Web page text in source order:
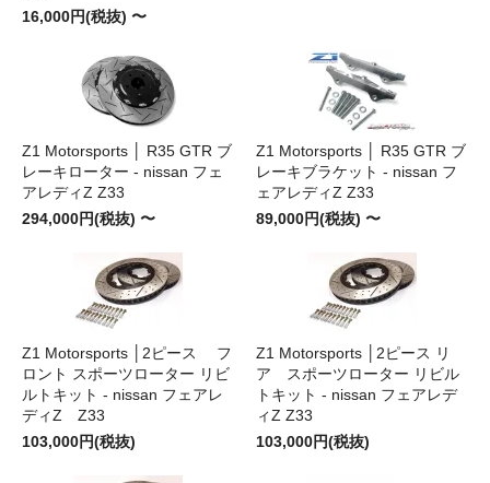
16,000円(税抜) 〜
Z1 Motorsports │ R35 GTR ブ
レーキローター - nissan フェ
アレディZ Z33
294,000円(税抜) 〜
Z1 Motorsports │ R35 GTR ブ
レーキブラケット - nissan フ
ェアレディZ Z33
89,000円(税抜) 〜
Z1 Motorsports │2ピース フ
ロント スポーツローター リビ
ルトキット - nissan フェアレ
ディZ Z33
103,000円(税抜)
Z1 Motorsports │2ピース リ
ア スポーツローター リビル
トキット - nissan フェアレデ
ィZ Z33
103,000円(税抜)